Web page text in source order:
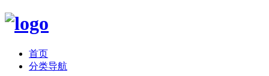
首页
分类导航